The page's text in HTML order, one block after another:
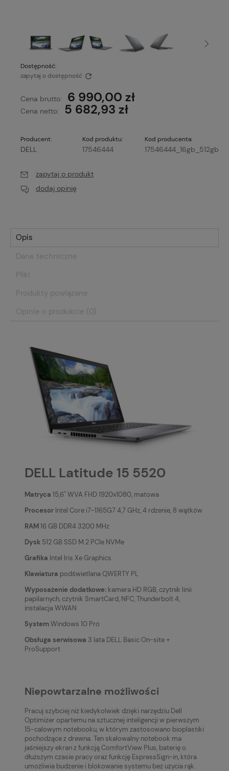
Dostępność:
zapytaj o dostępność
Cena brutto: 6 990,00 zł
Cena netto: 5 682,93 zł
Producent:
DELL
Kod produktu:
17546444
Kod producenta:
17546444_16gb_512gb
zapytaj o produkt
dodaj opinię
Opis
Dane techniczne
Pliki
Produkty powiązane
Opinie o produkcie (0)
DELL Latitude 15 5520
Matryca 15,6'' WVA FHD 1920x1080, matowa
Procesor Intel Core i7-1165G7 4,7 GHz, 4 rdzenie, 8 wątków
RAM16 GB DDR4 3200 MHz
Dysk 512 GB SSD M.2 PCIe NVMe
Grafika Intel Iris Xe Graphics
Klawiatura podświetlana QWERTY PL
Wyposażenie dodatkowe: kamera HD RGB, czytnik linii
papilarnych, czytnik SmartCard, NFC, Thunderbolt 4,
instalacja WWAN
SystemWindows 10 Pro
Obsługa serwisowa 3 lata DELL Basic On-site +
ProSupport
Niepowtarzalne możliwości
Pracuj szybciej niż kiedykolwiek dzięki narzędziu Dell
Optimizer opartemu na sztucznej inteligencji w pierwszym
15-calowym notebooku, w którym zastosowano bioplastiki
pochodzące z drewna. Ten skalowalny notebook ma
jaśniejszy ekran z funkcją ComfortView Plus, baterię o
dłuższym czasie pracy oraz funkcję EspressSign-in, która
umożliwia budzenie i blokowanie systemu bez użycia rąk.